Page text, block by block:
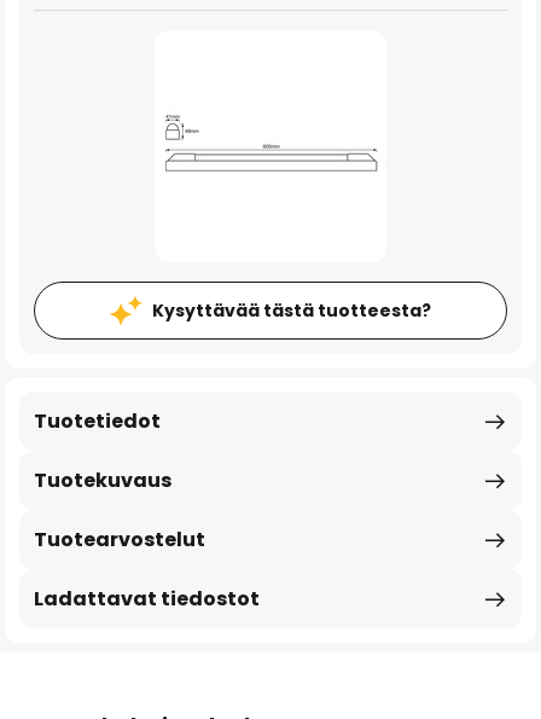
Kysyttävää tästä tuotteesta?
Tuotekuvaus
Tuotetiedot
Tuotearvostelut
Ladattavat tiedostot